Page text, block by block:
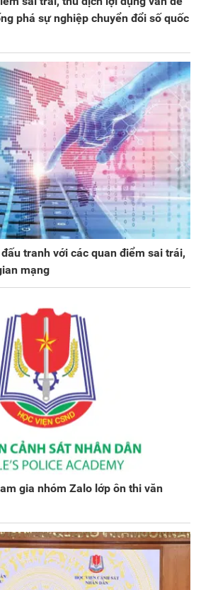
phá sự nghiệp chuyển đổi số quốc
tranh với các quan điểm sai trái,
mạng
gia nhóm Zalo lớp ôn thi văn